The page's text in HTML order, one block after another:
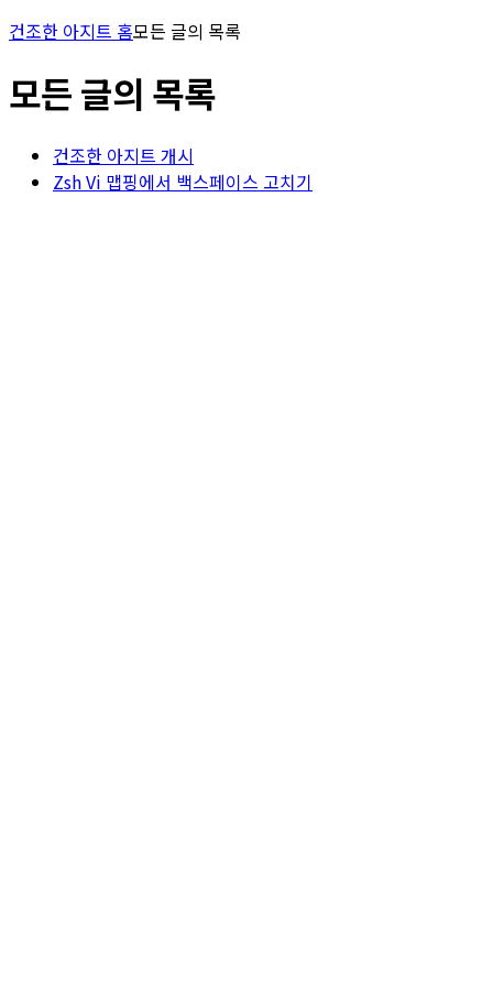
건조한 아지트 홈모든 글의 목록
모든 글의 목록
건조한 아지트 개시
Zsh Vi 맵핑에서 백스페이스 고치기